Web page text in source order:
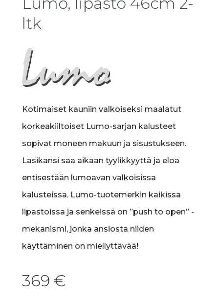
ltk
Kotimaiset kauniin valkoiseksi maalatut
korkeakiiltoiset Lumo-sarjan kalusteet
sopivat moneen makuun ja sisustukseen.
Lasikansi saa aikaan tyylikkyyttä ja eloa
entisestään lumoavan valkoisissa
kalusteissa. Lumo-tuotemerkin kaikissa
lipastoissa ja senkeissä on ”push to open” -
mekanismi, jonka ansiosta niiden
käyttäminen on miellyttävää!
369 €